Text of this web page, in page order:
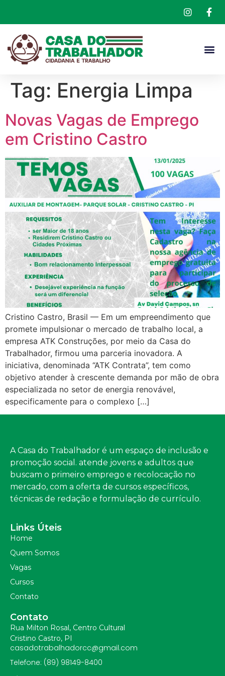
Tag: Energia Limpa
Novas Vagas de Emprego
em Cristino Castro
Cristino Castro, Brasil — Em um empreendimento que
promete impulsionar o mercado de trabalho local, a
empresa ATK Construções, por meio da Casa do
Trabalhador, firmou uma parceria inovadora. A
iniciativa, denominada “ATK Contrata”, tem como
objetivo atender à crescente demanda por mão de obra
especializada no setor de energia renovável,
especificamente para o complexo […]
A Casa do Trabalhador é um espaço de inclusão e
promoção social. atende jovens e adultos que
buscam o primeiro emprego e recolocação no
mercado, com a oferta de cursos específicos,
técnicas de redação e formulação de currículo.
Links Úteis
Home
Quem Somos
Vagas
Cursos
Contato
Contato
Rua Milton Rosal, Centro Cultural
Cristino Castro, PI
casadotrabalhadorcc@gmail.com
Telefone: (89) 98149-8400